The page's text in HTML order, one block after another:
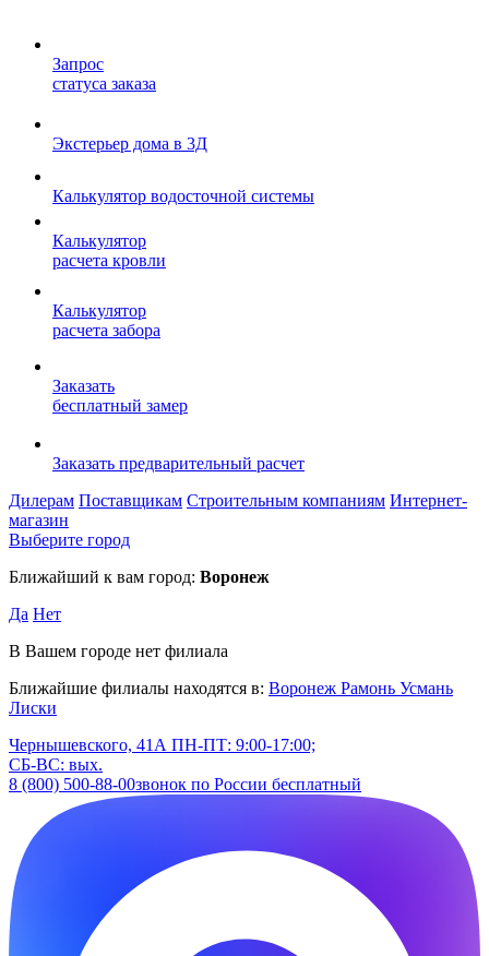
Запрос
статуса заказа
Экстерьер дома в 3Д
Калькулятор водосточной системы
Калькулятор
расчета кровли
Калькулятор
расчета забора
Заказать
бесплатный замер
Заказать предварительный расчет
Дилерам Поставщикам Строительным компаниям Интернет-
магазин
Выберите город
Ближайший к вам город: Воронеж
Да Нет
В Вашем городе нет филиала
Ближайшие филиалы находятся в: Воронеж Рамонь Усмань
Лиски
Чернышевского, 41А ПН-ПТ: 9:00-17:00;
СБ-ВС: вых.
8 (800) 500-88-00звонок по России бесплатный